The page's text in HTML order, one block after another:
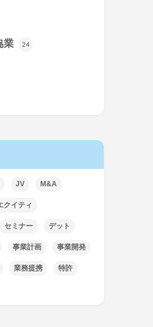
業 24
JV M&A
クイティ
セミナー デット
事業計画 事業開発
業務提携 特許